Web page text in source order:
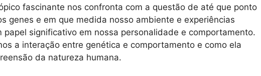
fascinante nos confronta com a questão de até que ponto
genes e em que medida nosso ambiente e experiências
papel significativo em nossa personalidade e comportamento.
a interação entre genética e comportamento e como ela
da natureza humana.